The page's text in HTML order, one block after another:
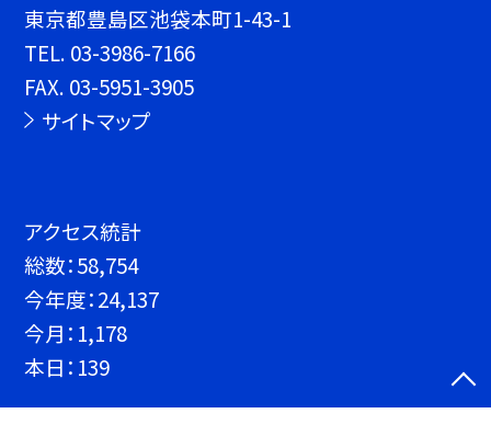
東京都豊島区池袋本町1-43-1
TEL. 03-3986-7166
FAX. 03-5951-3905
サイトマップ
アクセス統計
総数：58,754
今年度：24,137
今月： 1,178
本日： 139